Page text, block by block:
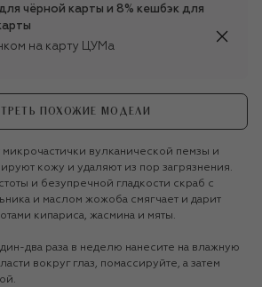
чёрной карты и 8% кешбэк для
на карту ЦУМа
ПОХОЖИЕ МОДЕЛИ
вулканической пемзы и
кожу и удаляют из пор загрязнения.
и безупречной гладкости скраб с
и маслом жожоба смягчает и дарит
кипариса, жасмина и мяты.
два раза в неделю нанесите на влажную
вокруг глаз, помассируйте, а затем